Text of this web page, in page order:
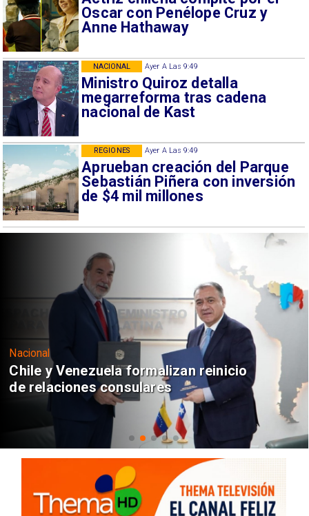
Oscar con Penélope Cruz y
Anne Hathaway
Ayer A Las 9:49
Ministro Quiroz detalla
megarreforma tras cadena
nacional de Kast
NACIONAL
Ayer A Las 9:49
Aprueban creación del Parque
Sebastián Piñera con inversión
de $4 mil millones
REGIONES
Nacional
Chile y Venezuela formalizan reinicio
de relaciones consulares